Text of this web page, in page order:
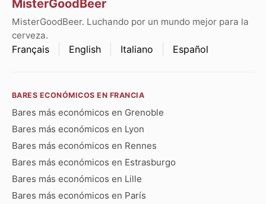
MisterGoodBeer
MisterGoodBeer. Luchando por un mundo mejor para la
cerveza.
Français English Italiano Español
BARES ECONÓMICOS EN FRANCIA
Bares más económicos en Grenoble
Bares más económicos en Lyon
Bares más económicos en Rennes
Bares más económicos en Estrasburgo
Bares más económicos en Lille
Bares más económicos en París